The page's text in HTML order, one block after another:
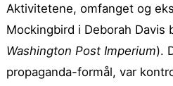
Aktivitetene, omfanget og
Mockingbird i Deborah Davis
Washington Post Imperium).
propaganda-formål, var